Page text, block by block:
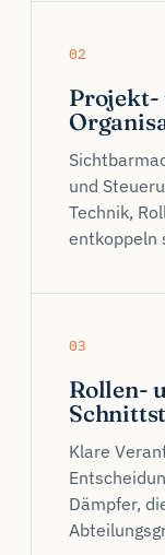
02
Projekt-
und
Technik,
entkoppeln
03
Rollen-
Klare
Dämpfer,